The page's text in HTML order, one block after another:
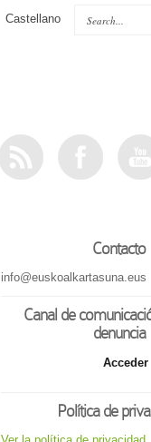
Castellano
Contacto
info@euskoalkartasuna.eus
Canal de
denuncia
Acceder
Política de